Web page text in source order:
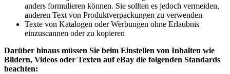
anders formulieren können. Sie sollten es jedoch vermeiden,
anderen Text von Produktverpackungen zu verwenden
Texte von Katalogen oder Werbungen ohne Erlaubnis
einzuscannen oder zu kopieren
Darüber hinaus müssen Sie beim Einstellen von Inhalten wie
Bildern, Videos oder Texten auf eBay die folgenden Standards
beachten: